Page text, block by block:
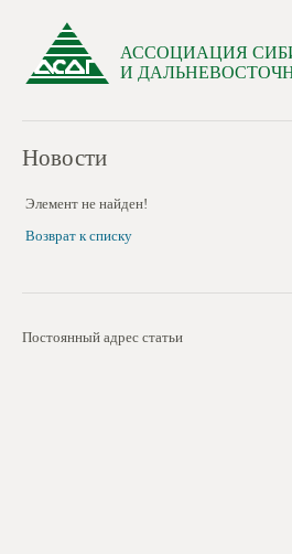
АССОЦИАЦИЯ
И
Новости
Элемент не найден!
Возврат к списку
Постоянный адрес статьи